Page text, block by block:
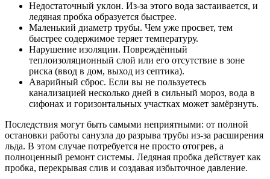
Недостаточный уклон. Из-за этого вода застаивается, и
ледяная пробка образуется быстрее.
Маленький диаметр трубы. Чем уже просвет, тем
быстрее содержимое теряет температуру.
Нарушение изоляции. Повреждённый
теплоизоляционный слой или его отсутствие в зоне
риска (ввод в дом, выход из септика).
Аварийный сброс. Если вы не пользуетесь
канализацией несколько дней в сильный мороз, вода в
сифонах и горизонтальных участках может замёрзнуть.
Последствия могут быть самыми неприятными: от полной
остановки работы санузла до разрыва трубы из-за расширения
льда. В этом случае потребуется не просто отогрев, а
полноценный ремонт системы. Ледяная пробка действует как
пробка, перекрывая слив и создавая избыточное давление.